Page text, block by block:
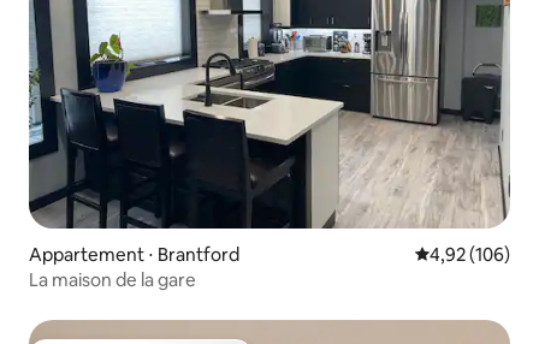
Appartement ⋅ Brantford Évaluation
4,92 (106)
La maison de la gare